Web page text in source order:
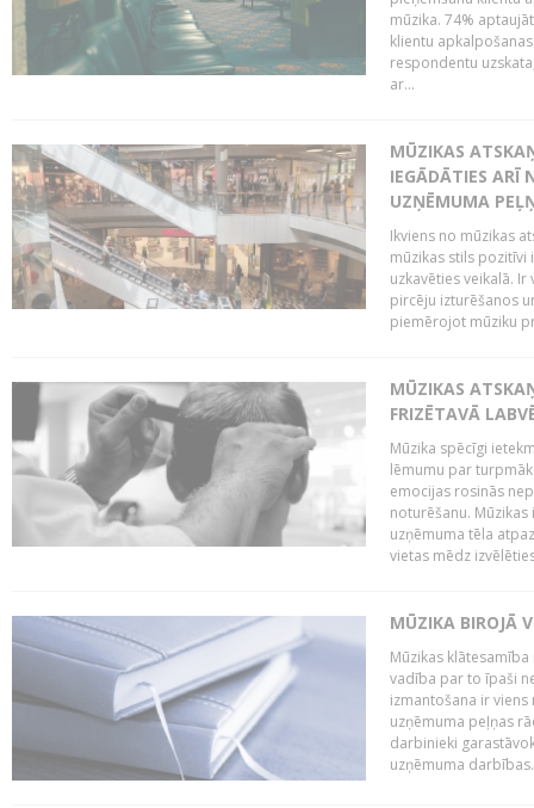
mūzika. 74%
klientu
respondentu
ar...
MŪZIKAS
IEGĀDĀTIES ARĪ
UZŅĒMUMA
Ikviens no mūzikas
mūzikas stils pozitīvi
uzkavēties veikalā.
pircēju izturēšanos
piemērojot mūziku
MŪZIKAS
FRIZĒTAVĀ
Mūzika spēcīgi
lēmumu par
emocijas rosinās
noturēšanu.
uzņēmuma tēla
vietas mēdz
MŪZIKA BIROJĀ
Mūzikas
vadība par to īpaši
izmantošana ir
uzņēmuma peļņas
darbinieki
uzņēmuma